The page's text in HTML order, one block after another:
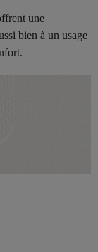
une
bien à un usage